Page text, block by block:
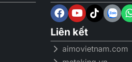
Liên kết
aimovietnam.com